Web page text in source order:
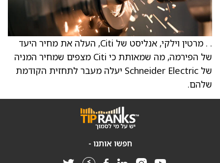
. . מרטין וילקי, אנליסט של Citi, העלה את מחיר היעד
של הפירמה, מה שמאותת כי Citi מצפים שמחיר המניה
של Schneider Electric יעלה מעבר לתחזית הקודמת
שלהם.
חפשו אותנו -